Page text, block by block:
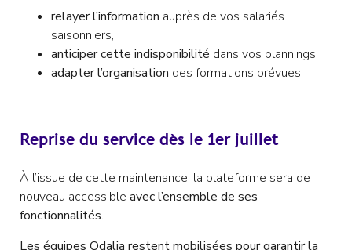
relayer l’information auprès de vos salariés
saisonniers,
anticiper cette indisponibilité dans vos plannings,
adapter l’organisation des formations prévues.
Reprise du service dès le 1er juillet
À l’issue de cette maintenance, la plateforme sera de
nouveau accessible avec l’ensemble de ses
fonctionnalités.
Les équipes Odalia restent mobilisées pour garantir la